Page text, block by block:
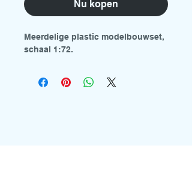
Nu kopen
Meerdelige plastic modelbouwset,
schaal 1:72.